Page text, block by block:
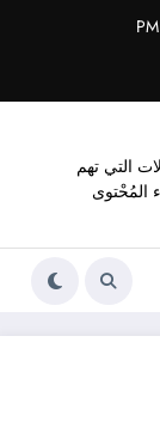
التي تهم
المُحْتوى